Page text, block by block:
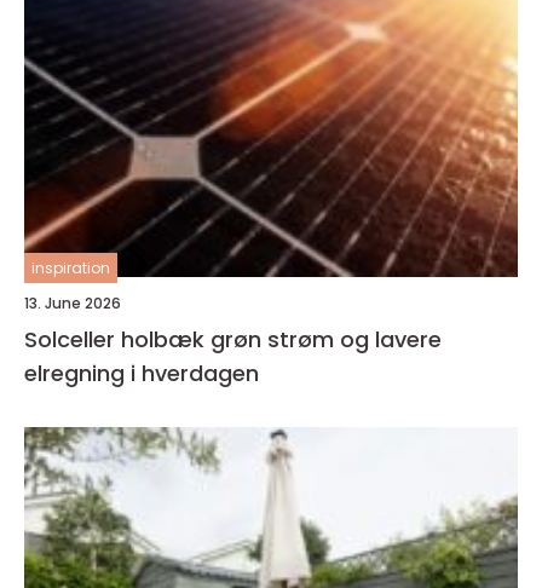
inspiration
13. June 2026
Solceller holbæk grøn strøm og lavere
elregning i hverdagen